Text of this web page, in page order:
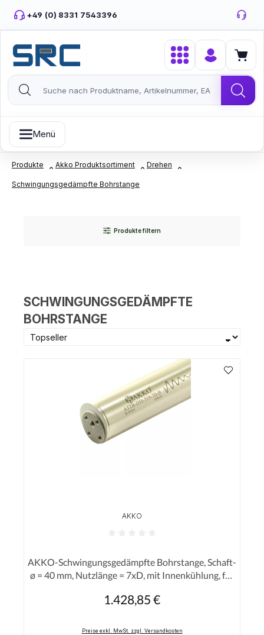
Zum Hauptinhalt springen
+49 (0) 8331 7543396
Menü
Produkte Akko Produktsortiment Drehen
Schwingungsgedämpfte Bohrstange
Produkte filtern
SCHWINGUNGSGEDÄMPFTE
BOHRSTANGE
AKKO
AKKO-Schwingungsgedämpfte Bohrstange, Schaft-
ø = 40 mm, Nutzlänge = 7xD, mit Innenkühlung, für
Auskraglänge
Regulärer Preis:
1.428,85 €
Preise exkl. MwSt. zzgl. Versandkosten